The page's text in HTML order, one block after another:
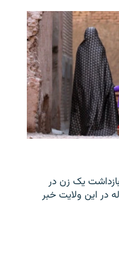
بازداشت یک زن در
در این ولایت خبر